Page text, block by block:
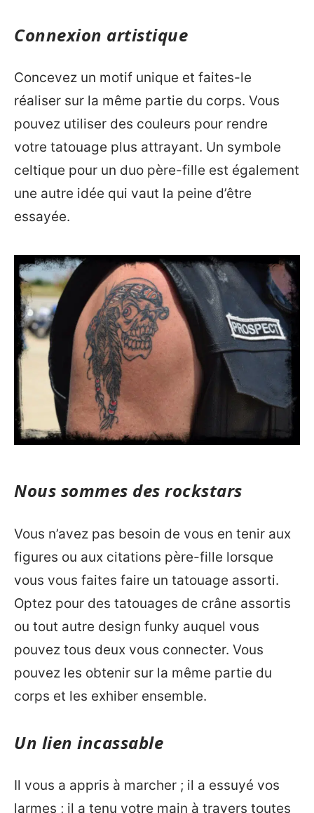
Connexion artistique
Concevez un motif unique et faites-le
réaliser sur la même partie du corps. Vous
pouvez utiliser des couleurs pour rendre
votre tatouage plus attrayant. Un symbole
celtique pour un duo père-fille est également
une autre idée qui vaut la peine d’être
essayée.
Nous sommes des rockstars
Vous n’avez pas besoin de vous en tenir aux
figures ou aux citations père-fille lorsque
vous vous faites faire un tatouage assorti.
Optez pour des tatouages de crâne assortis
ou tout autre design funky auquel vous
pouvez tous deux vous connecter. Vous
pouvez les obtenir sur la même partie du
corps et les exhiber ensemble.
Un lien incassable
Il vous a appris à marcher ; il a essuyé vos
larmes ; il a tenu votre main à travers toutes